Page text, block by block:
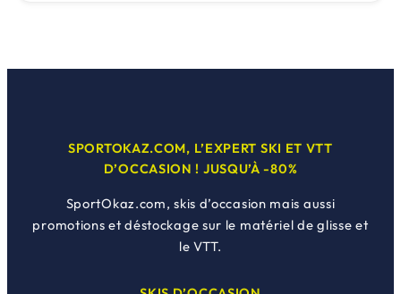
649,00€.
150,00€.
SPORTOKAZ.COM, L’EXPERT SKI ET VTT
D’OCCASION ! JUSQU’À -80%
SportOkaz.com, skis d’occasion mais aussi
promotions et déstockage sur le matériel de glisse et
le VTT.